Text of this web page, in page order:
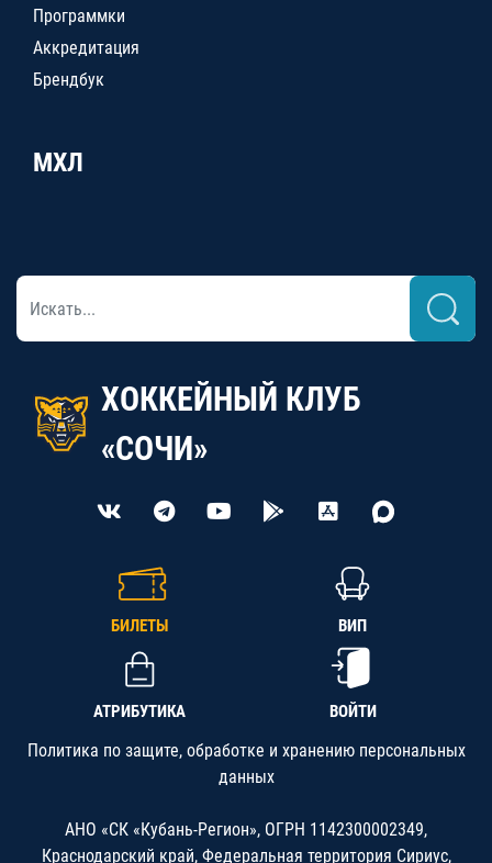
Программки
Аккредитация
Брендбук
МХЛ
ХОККЕЙНЫЙ КЛУБ
«СОЧИ»
БИЛЕТЫ ВИП
АТРИБУТИКА ВОЙТИ
Политика по защите, обработке и хранению персональных
данных
АНО «СК «Кубань-Регион», ОГРН 1142300002349,
Краснодарский край, Федеральная территория Сириус,